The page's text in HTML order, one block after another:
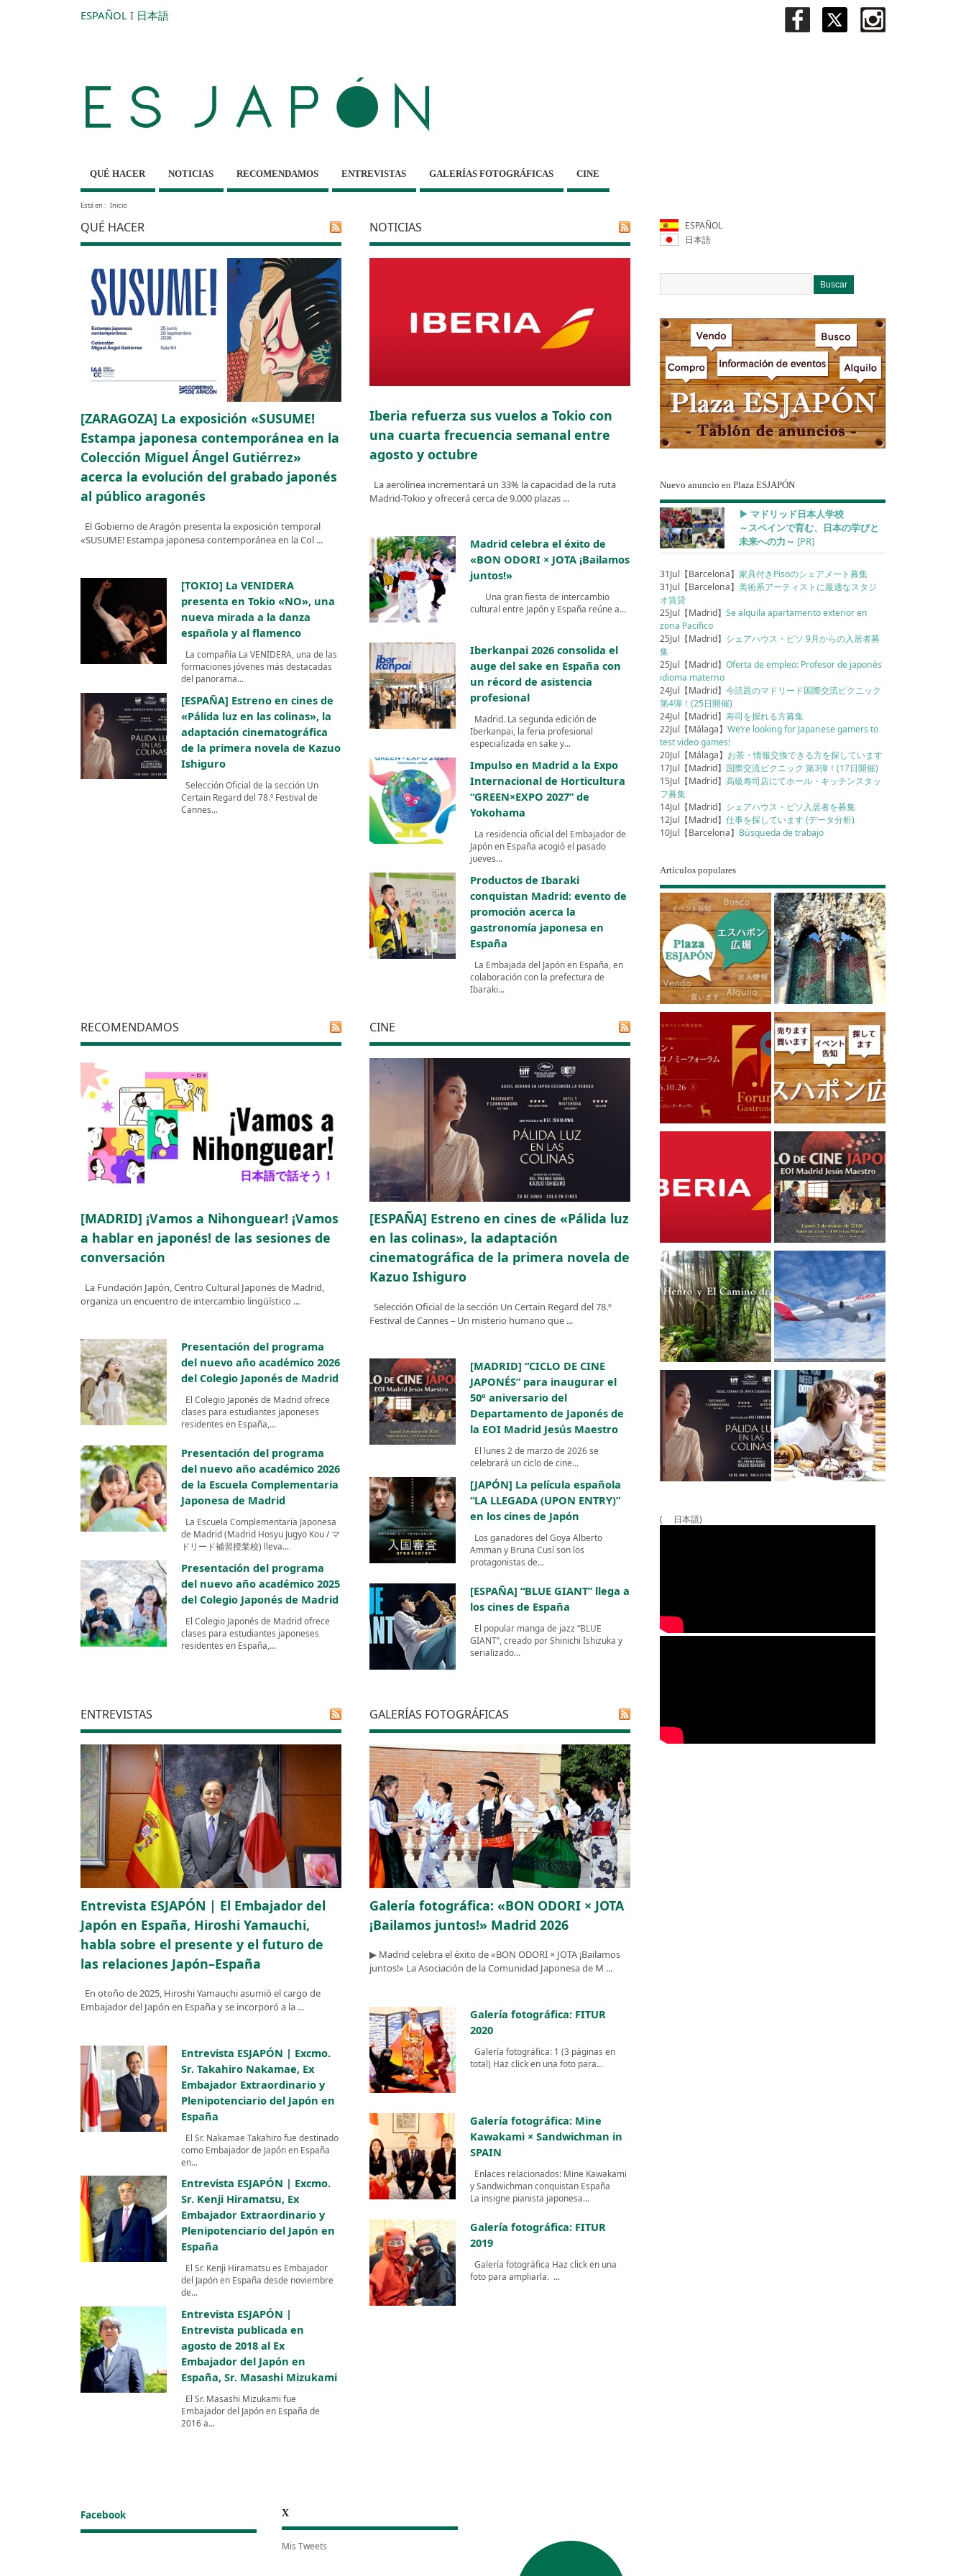
ESPAÑOL I 日本語
QUÉ HACER NOTICIAS RECOMENDAMOS ENTREVISTAS GALERÍAS FOTOGRÁFICAS CINE
Está en : Inicio
QUÉ HACER
[ZARAGOZA] La exposición «SUSUME!
Estampa japonesa contemporánea en la
Colección Miguel Ángel Gutiérrez»
acerca la evolución del grabado japonés
al público aragonés
El Gobierno de Aragón presenta la exposición temporal
«SUSUME! Estampa japonesa contemporánea en la Col ...
[TOKIO] La VENIDERA
presenta en Tokio «NO», una
nueva mirada a la danza
española y al flamenco
La compañía La VENIDERA, una de las
formaciones jóvenes más destacadas
del panorama...
[ESPAÑA] Estreno en cines de
«Pálida luz en las colinas», la
adaptación cinematográfica
de la primera novela de Kazuo
Ishiguro
Selección Oficial de la sección Un
Certain Regard del 78.º Festival de
Cannes...
NOTICIAS
Iberia refuerza sus vuelos a Tokio con
una cuarta frecuencia semanal entre
agosto y octubre
La aerolínea incrementará un 33% la capacidad de la ruta
Madrid-Tokio y ofrecerá cerca de 9.000 plazas ...
Madrid celebra el éxito de
«BON ODORI × JOTA ¡Bailamos
juntos!»
Una gran fiesta de intercambio
cultural entre Japón y España reúne a...
Iberkanpai 2026 consolida el
auge del sake en España con
un récord de asistencia
profesional
Madrid. La segunda edición de
Iberkanpai, la feria profesional
especializada en sake y...
Impulso en Madrid a la Expo
Internacional de Horticultura
“GREEN×EXPO 2027” de
Yokohama
La residencia oficial del Embajador de
Japón en España acogió el pasado
jueves...
Productos de Ibaraki
conquistan Madrid: evento de
promoción acerca la
gastronomía japonesa en
España
La Embajada del Japón en España, en
colaboración con la prefectura de
Ibaraki...
RECOMENDAMOS
[MADRID] ¡Vamos a Nihonguear! ¡Vamos
a hablar en japonés! de las sesiones de
conversación
La Fundación Japón, Centro Cultural Japonés de Madrid,
organiza un encuentro de intercambio lingüístico ...
Presentación del programa
del nuevo año académico 2026
del Colegio Japonés de Madrid
El Colegio Japonés de Madrid ofrece
clases para estudiantes japoneses
residentes en España,...
Presentación del programa
del nuevo año académico 2026
de la Escuela Complementaria
Japonesa de Madrid
La Escuela Complementaria Japonesa
de Madrid (Madrid Hosyu Jugyo Kou / マ
ドリード補習授業校) lleva...
Presentación del programa
del nuevo año académico 2025
del Colegio Japonés de Madrid
El Colegio Japonés de Madrid ofrece
clases para estudiantes japoneses
residentes en España,...
CINE
[ESPAÑA] Estreno en cines de «Pálida luz
en las colinas», la adaptación
cinematográfica de la primera novela de
Kazuo Ishiguro
Selección Oficial de la sección Un Certain Regard del 78.º
Festival de Cannes – Un misterio humano que ...
[MADRID] “CICLO DE CINE
JAPONÉS” para inaugurar el
50º aniversario del
Departamento de Japonés de
la EOI Madrid Jesús Maestro
El lunes 2 de marzo de 2026 se
celebrará un ciclo de cine...
[JAPÓN] La película española
“LA LLEGADA (UPON ENTRY)”
en los cines de Japón
Los ganadores del Goya Alberto
Amman y Bruna Cusí son los
protagonistas de...
[ESPAÑA] “BLUE GIANT” llega a
los cines de España
El popular manga de jazz “BLUE
GIANT”, creado por Shinichi Ishizuka y
serializado...
ENTREVISTAS
Entrevista ESJAPÓN | El Embajador del
Japón en España, Hiroshi Yamauchi,
habla sobre el presente y el futuro de
las relaciones Japón–España
En otoño de 2025, Hiroshi Yamauchi asumió el cargo de
Embajador del Japón en España y se incorporó a la ...
Entrevista ESJAPÓN | Excmo.
Sr. Takahiro Nakamae, Ex
Embajador Extraordinario y
Plenipotenciario del Japón en
España
El Sr. Nakamae Takahiro fue destinado
como Embajador de Japón en España
en...
Entrevista ESJAPÓN | Excmo.
Sr. Kenji Hiramatsu, Ex
Embajador Extraordinario y
Plenipotenciario del Japón en
España
El Sr. Kenji Hiramatsu es Embajador
del Japón en España desde noviembre
de...
Entrevista ESJAPÓN |
Entrevista publicada en
agosto de 2018 al Ex
Embajador del Japón en
España, Sr. Masashi Mizukami
El Sr. Masashi Mizukami fue
Embajador del Japón en España de
2016 a...
GALERÍAS FOTOGRÁFICAS
Galería fotográfica: «BON ODORI × JOTA
¡Bailamos juntos!» Madrid 2026
▶︎ Madrid celebra el éxito de «BON ODORI × JOTA ¡Bailamos
juntos!» La Asociación de la Comunidad Japonesa de M ...
Galería fotográfica: FITUR
2020
Galería fotográfica: 1 (3 páginas en
total) Haz click en una foto para...
Galería fotográfica: Mine
Kawakami × Sandwichman in
SPAIN
Enlaces relacionados: Mine Kawakami
y Sandwichman conquistan España
La insigne pianista japonesa...
Galería fotográfica: FITUR
2019
Galería fotográfica Haz click en una
foto para ampliarla. ...
ESPAÑOL
日本語
Nuevo anuncio en Plaza ESJAPÓN
▶︎ マドリッド日本人学校
～スペインで育む、日本の学びと
未来への力～ [PR]
31Jul【Barcelona】家具付きPisoのシェアメート募集
31Jul【Barcelona】美術系アーティストに最適なスタジ
オ賃貸
25Jul【Madrid】Se alquila apartamento exterior en
zona Pacifico
25Jul【Madrid】 シェアハウス・ピソ 9月からの入居者募
集
25Jul【Madrid】Oferta de empleo: Profesor de japonés
idioma materno
24Jul【Madrid】今話題のマドリード国際交流ピクニック
第4弾！(25日開催)
24Jul【Madrid】寿司を握れる方募集
22Jul【Málaga】We’re looking for Japanese gamers to
test video games!
20Jul【Málaga】 お茶・情報交換できる方を探しています
17Jul【Madrid】 国際交流ピクニック 第3弾！(17日開催)
15Jul【Madrid】高級寿司店にてホール・キッチンスタッ
フ募集
14Jul【Madrid】 シェアハウス・ピソ入居者を募集
12Jul【Madrid】仕事を探しています (データ分析)
10Jul【Barcelona】 Búsqueda de trabajo
Artículos populares
( 日本語)
Facebook X
Mis Tweets